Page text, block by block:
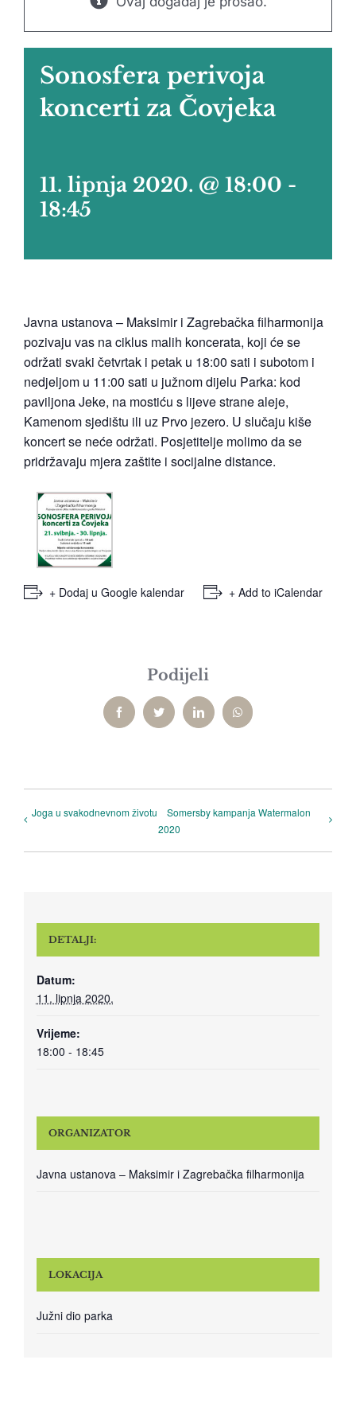
Sonosfera perivoja
koncerti za Čovjeka
11. lipnja 2020. @ 18:00 -
18:45
Javna ustanova – Maksimir i Zagrebačka filharmonija
pozivaju vas na ciklus malih koncerata, koji će se
održati svaki četvrtak i petak u 18:00 sati i subotom i
nedjeljom u 11:00 sati u južnom dijelu Parka: kod
paviljona Jeke, na mostiću s lijeve strane aleje,
Kamenom sjedištu ili uz Prvo jezero. U slučaju kiše
koncert se neće održati. Posjetitelje molimo da se
pridržavaju mjera zaštite i socijalne distance.
+ Dodaj u Google kalendar + Add to iCalendar
Podijeli
FacebookTwitter LinkedInWhatsApp
Joga u svakodnevnom životu
Somersby kampanja Watermalon
2020
DETALJI:
Datum:
11. lipnja 2020.
Vrijeme:
18:00 - 18:45
ORGANIZATOR
Javna ustanova – Maksimir i Zagrebačka filharmonija
LOKACIJA
Južni dio parka